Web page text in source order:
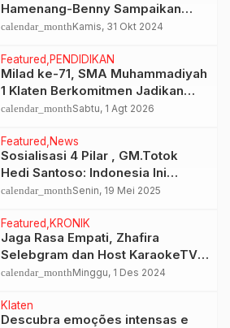
Hamenang-Benny Sampaikan
Pengembangan Kawasan Klaten
calendar_monthKamis, 31 Okt 2024
Featured PENDIDIKAN
Milad ke-71, SMA Muhammadiyah
1 Klaten Berkomitmen Jadikan
Sekolah Unggul dan Siap
calendar_monthSabtu, 1 Agt 2026
Featured News
Sosialisasi 4 Pilar , GM.Totok
Hedi Santoso: Indonesia Ini
Majemuk Perlu Adanya Proses
calendar_monthSenin, 19 Mei 2025
Featured KRONIK
Jaga Rasa Empati, Zhafira
Selebgram dan Host KaraokeTVRI
Yogyakarta Rayakan Ultah
calendar_monthMinggu, 1 Des 2024
Klaten
Descubra emoções intensas e